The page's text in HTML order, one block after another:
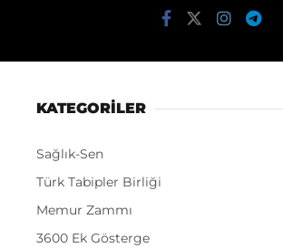
KATEGORİLER
Sağlık-Sen
Türk Tabipler Birliği
Memur Zammı
3600 Ek Gösterge